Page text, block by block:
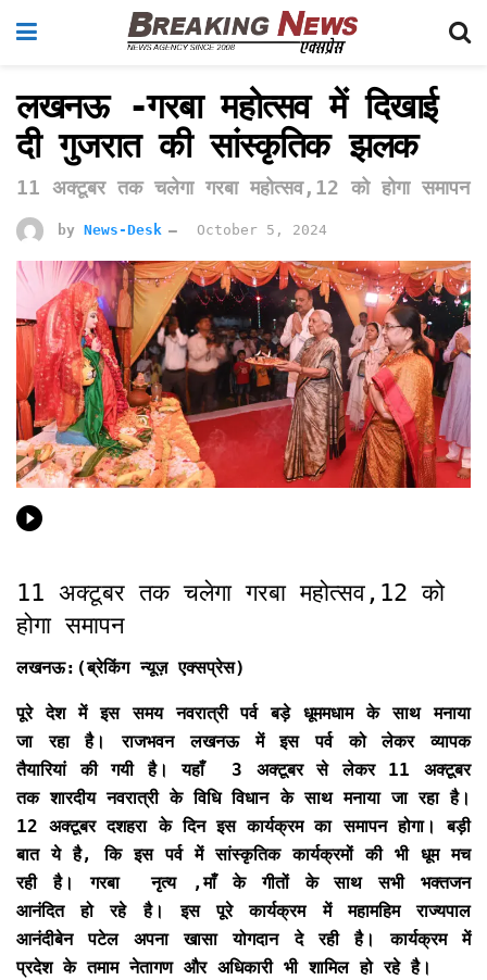
लखनऊ -गरबा महोत्सव में दिखाई
दी गुजरात की सांस्कृतिक झलक
11 अक्टूबर तक चलेगा गरबा महोत्सव,12 को होगा समापन
by News-Desk October 5, 2024
11 अक्टूबर तक चलेगा गरबा महोत्सव,12 को
होगा समापन
लखनऊ:(ब्रेकिंग न्यूज़ एक्सप्रेस)
पूरे देश में इस समय नवरात्री पर्व बड़े धूममधाम के साथ मनाया
जा रहा है। राजभवन लखनऊ में इस पर्व को लेकर व्यापक
तैयारियां की गयी है। यहाँ 3 अक्टूबर से लेकर 11 अक्टूबर
तक शारदीय नवरात्री के विधि विधान के साथ मनाया जा रहा है।
12 अक्टूबर दशहरा के दिन इस कार्यक्रम का समापन होगा। बड़ी
बात ये है, कि इस पर्व में सांस्कृतिक कार्यक्रमों की भी धूम मच
रही है। गरबा नृत्य ,माँ के गीतों के साथ सभी भक्तजन
आनंदित हो रहे है। इस पूरे कार्यक्रम में महामहिम राज्यपाल
आनंदीबेन पटेल अपना खासा योगदान दे रही है। कार्यक्रम में
प्रदेश के तमाम नेतागण और अधिकारी भी शामिल हो रहे है।